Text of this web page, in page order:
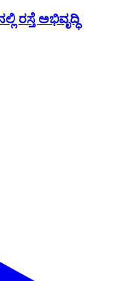
ರಸ್ತೆ ಅಭಿವೃದ್ಧಿ